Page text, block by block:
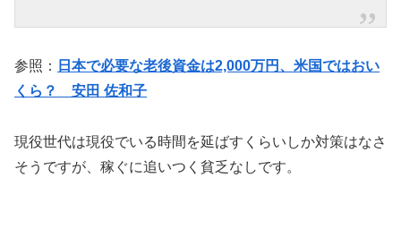
参照：
日本で必要な老後資金は2,000万円、米国ではおい
くら？ 安田 佐和子
現役世代は現役でいる時間を延ばすくらいしか対策はなさ
そうですが、稼ぐに追いつく貧乏なしです。